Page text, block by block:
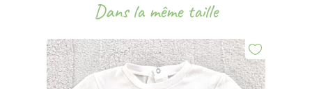
Dans la même taille